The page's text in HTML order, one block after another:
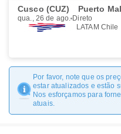
Cusco (CUZ) Puerto
qua., 26 de ago. Direto
LATAM Chile
Por favor, note que os
estar atualizados e estão
Nos esforçamos para
atuais.